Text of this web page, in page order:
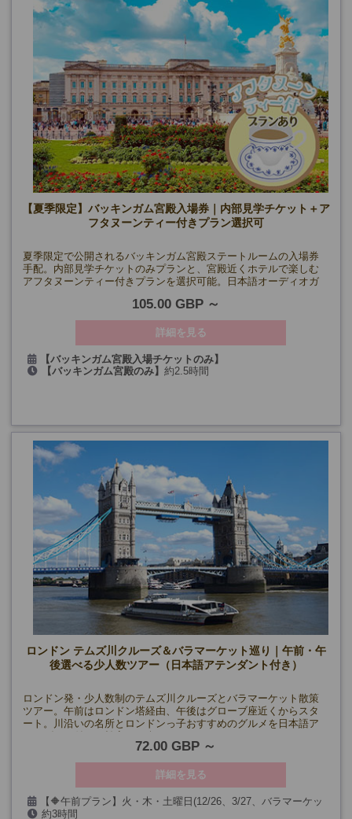
【夏季限定】バッキンガム宮殿入場券｜内部見学チケット＋ア
フタヌーンティー付きプラン選択可
夏季限定で公開されるバッキンガム宮殿ステートルームの入場券
手配。内部見学チケットのみプランと、宮殿近くホテルで楽しむ
アフタヌーンティー付きプランを選択可能。日本語オーディオガ
105.00 GBP
詳細を見る
【バッキンガム宮殿入場チケットのみ】
《7/9～8/31》毎日
《9/3～9/27》月・木・金・土・日曜日
【バッキンガム宮殿のみ】約2.5時間
ロンドン テムズ川クルーズ＆バラマーケット巡り｜午前・午
後選べる少人数ツアー（日本語アテンダント付き）
ロンドン発・少人数制のテムズ川クルーズとバラマーケット散策
ツアー。午前はロンドン塔経由、午後はグローブ座近くからスタ
ート。川沿いの名所とロンドンっ子おすすめのグルメを日本語ア
72.00 GBP
詳細を見る
【🔶午前プラン】火・木・土曜日(12/26、3/27、バラマーケッ
ト休業日、クルーズ休業日を除く)
約3時間